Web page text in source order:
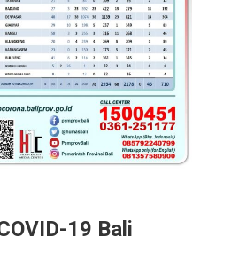
19 Bali